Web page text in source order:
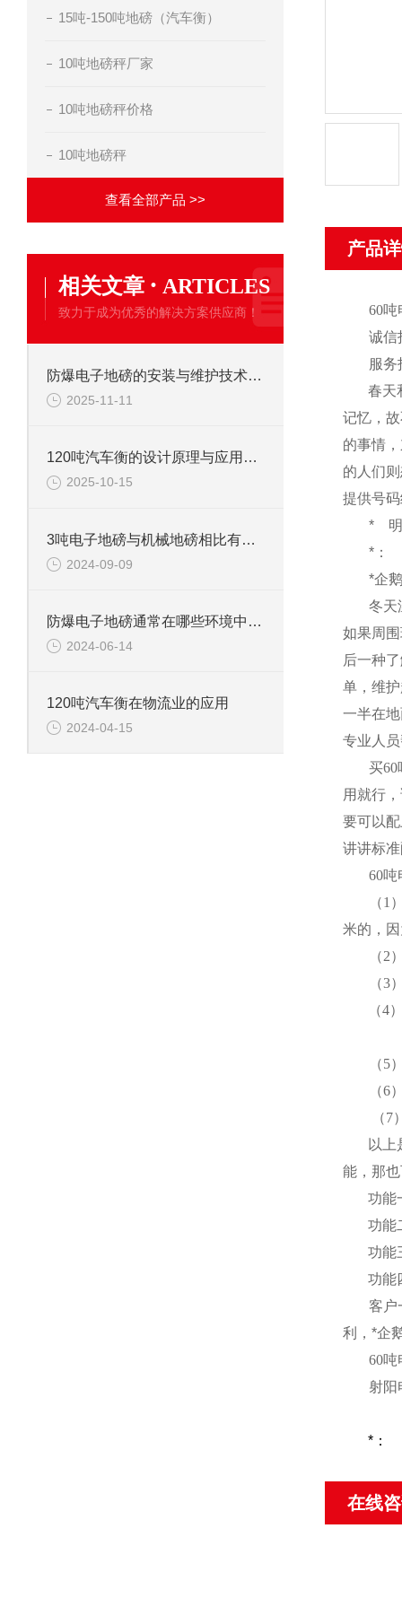
15吨-150吨地磅（汽车衡）
10吨地磅秤厂家
10吨地磅秤价格
10吨地磅秤
查看全部产品 >>
相关文章 · ARTICLES
致力于成为优秀的解决方案供应商！
防爆电子地磅的安装与维护技术要点
2025-11-11
120吨汽车衡的设计原理与应用领域
2025-10-15
3吨电子地磅与机械地磅相比有哪些优势？
2024-09-09
防爆电子地磅通常在哪些环境中使用？
2024-06-14
120吨汽车衡在物流业的应用
2024-04-15
产品
60吨
诚信
服务
春天
记忆，
的事情
的人们
提供号
*
*：
*企
冬天
如果周
后一种
单，维
一半在
专业人
买60
用就行
要可以
讲讲标
60吨
（1
米的，
（2
（3
（4
（5
（6
（7
以上
能，那
功能
功能
功能
功能
客户
利，*企
60吨
射阳
*：
在线